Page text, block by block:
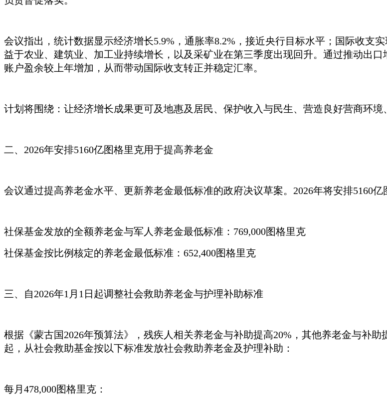
会议指出，统计数据显示经济增长5.9%，通胀率8.2%，接近央行目标水平；国际收支
益于农业、建筑业、加工业持续增长，以及采矿业在第三季度出现回升。通过推动出
账户盈余较上年增加，从而带动国际收支转正并稳定汇率。
计划将围绕：让经济增长成果更可及地惠及居民、保护收入与民生、营造良好营商环
二、 2026年安排5160亿图格里克用于提高养老金
会议通过提高养老金水平、更新养老金最低标准的政府决议草案。 2026年将安排5160
社保基金发放的全额养老金与军人养老金最低标准： 769,000图格里克
社保基金按比例核定的养老金最低标准： 652,400图格里克
三、自2026年1月1日起调整社会救助养老金与护理补助标准
根据《蒙古国2026年预算法》，残疾人相关养老金与补助提高20%，其他养老金与补
起，从社会救助基金按以下标准发放社会救助养老金及护理补助：
每月 478,000图格里克：